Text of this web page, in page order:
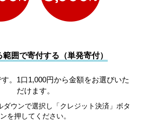
範囲で寄付する（単発寄付）
。1口1,000円から金額をお選びいた
だけます。
ダウンで選択し「クレジット決済」ボタ
ンを押してください。